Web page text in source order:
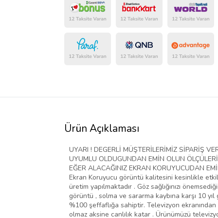
Ürün Açıklaması
UYARI ! DEGERLİ MÜŞTERİLERİMİZ SİPARİŞ
UYUMLU OLDUGUNDAN EMİN OLUN
EĞER ALACAĞINIZ EKRAN KORUYUCUDAN
Ekran Koruyucu görüntü kalitesini kesinlikle
üretim yapılmaktadır . Göz sağlığınızı
görüntü , solma ve sararma kaybına karşı 10
%100 şeffaflığa sahiptir. Televizyon
olmaz aksine canlılık katar . Ürünümüzü